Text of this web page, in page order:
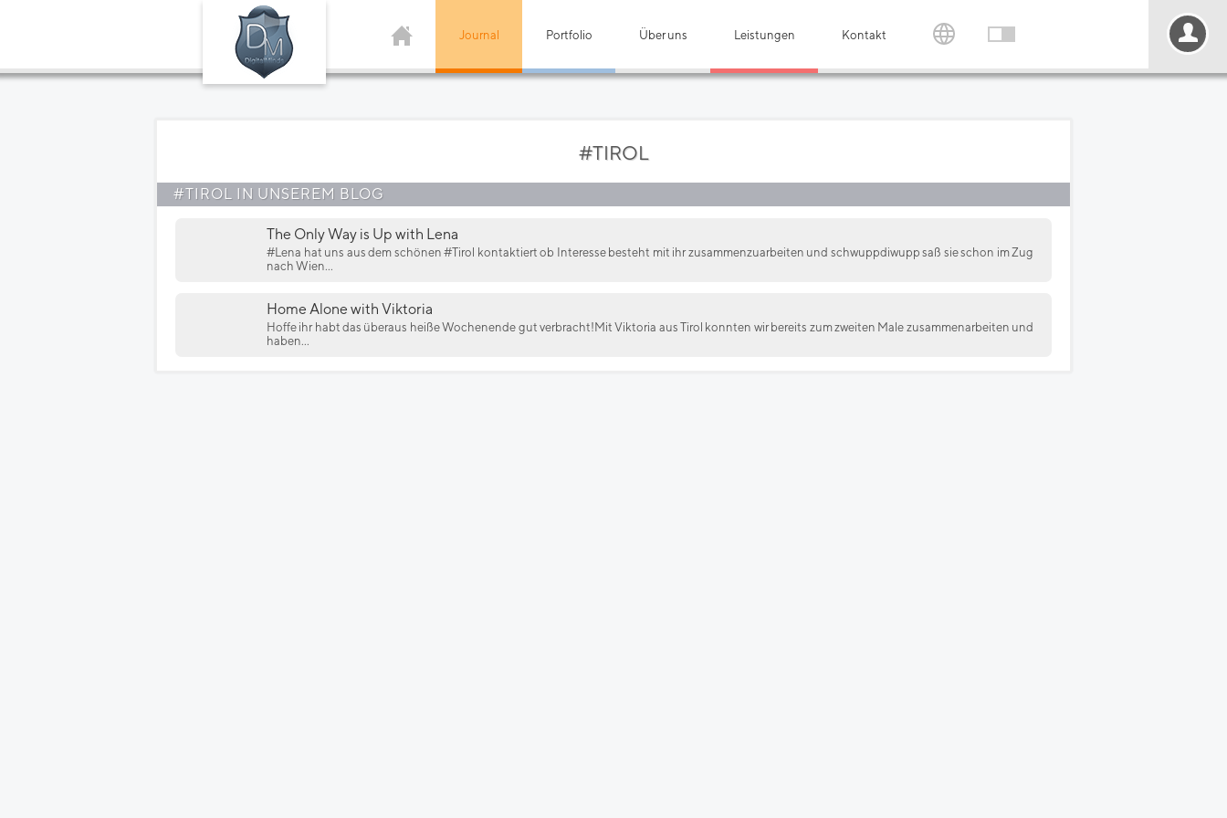
Journal Portfolio Über uns Leistungen Kontakt
#TIROL
#TIROL IN UNSEREM BLOG
The Only Way is Up with Lena
#Lena hat uns aus dem schönen #Tirol kontaktiert ob Interesse besteht mit ihr zusammenzuarbeiten und schwuppdiwupp saß sie schon im Zug
nach Wien...
Home Alone with Viktoria
Hoffe ihr habt das überaus heiße Wochenende gut verbracht!Mit Viktoria aus Tirol konnten wir bereits zum zweiten Male zusammenarbeiten und
haben...